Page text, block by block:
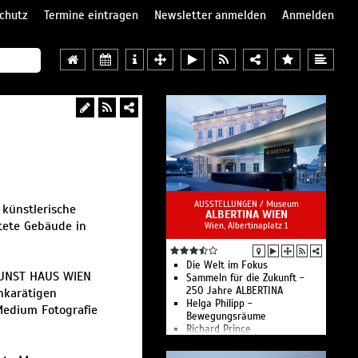
Termine eintragen Newsletter anmelden
Anmelden
künstlerische
Gebäude in
HAUS WIEN
Fotografie
AUSSTELLUNGEN / Museum
ALBERTINA WIEN
Wien, Albertinaplatz 1
Die Welt im Fokus
Sammeln für die Zukunft -
250 Jahre ALBERTINA
Helga Philipp -
Bewegungsräume
Richard Prince
Albertina digital